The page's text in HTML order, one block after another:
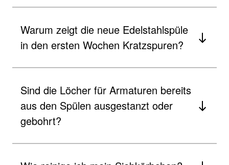
Warum zeigt die neue Edelstahlspüle
in den ersten Wochen Kratzspuren?
Sind die Löcher für Armaturen bereits
aus den Spülen ausgestanzt oder
gebohrt?